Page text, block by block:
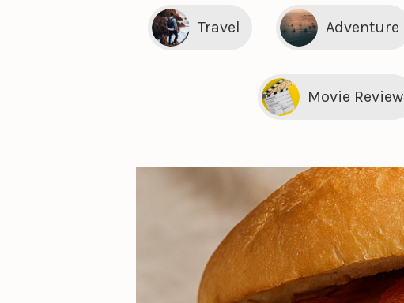
Travel Adventure
Movie Review